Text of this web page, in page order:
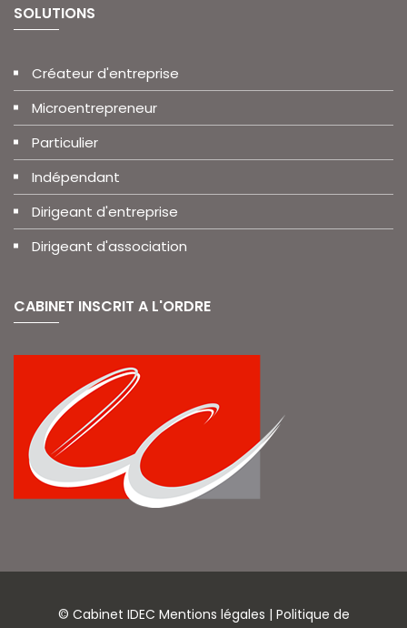
SOLUTIONS
Créateur d'entreprise
Microentrepreneur
Particulier
Indépendant
Dirigeant d'entreprise
Dirigeant d'association
CABINET INSCRIT A L'ORDRE
© Cabinet IDEC Mentions légales | Politique de